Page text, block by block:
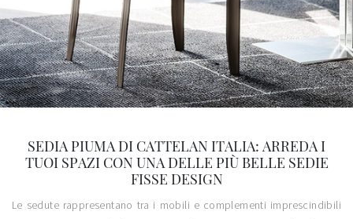
SEDIA PIUMA DI CATTELAN ITALIA: ARREDA I
TUOI SPAZI CON UNA DELLE PIÙ BELLE SEDIE
FISSE DESIGN
Le sedute rappresentano tra i mobili e complementi imprescindibili